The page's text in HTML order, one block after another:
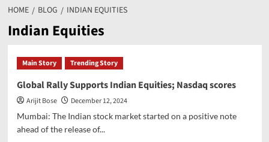
HOME BLOG INDIAN EQUITIES
Indian Equities
Main Story Trending Story
Global Rally Supports Indian Equities; Nasdaq scores
Arijit Bose
December 12, 2024
Mumbai: The Indian stock market started on a positive note
ahead of the release of...